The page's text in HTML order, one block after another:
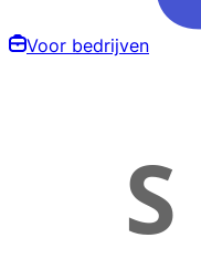
Voor bedrijven